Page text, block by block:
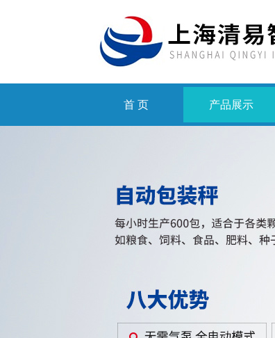
首 页 产品展示